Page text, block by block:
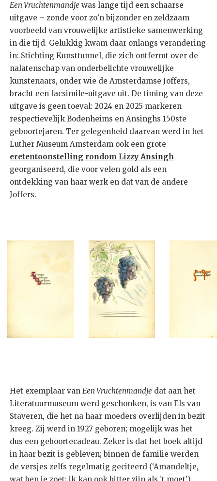
Een Vruchtenmandje was lange tijd een schaarse
uitgave – zonde voor zo’n bijzonder en zeldzaam
voorbeeld van vrouwelijke artistieke samenwerking
in die tijd. Gelukkig kwam daar onlangs verandering
in: Stichting Kunsttunnel, die zich ontfermt over de
nalatenschap van onderbelichte vrouwelijke
kunstenaars, onder wie de Amsterdamse Joffers,
bracht een facsimile-uitgave uit. De timing van deze
uitgave is geen toeval: 2024 en 2025 markeren
respectievelijk Bodenheims en Ansinghs 150ste
geboortejaren. Ter gelegenheid daarvan werd in het
Luther Museum Amsterdam ook een grote
eretentoonstelling rondom Lizzy Ansingh
georganiseerd, die voor velen gold als een
ontdekking van haar werk en dat van de andere
Joffers.
Het exemplaar van Een Vruchtenmandje dat aan het
Literatuurmuseum werd geschonken, is van Els van
Staveren, die het na haar moeders overlijden in bezit
kreeg. Zij werd in 1927 geboren; mogelijk was het
dus een geboortecadeau. Zeker is dat het boek altijd
in haar bezit is gebleven; binnen de familie werden
de versjes zelfs regelmatig geciteerd (‘Amandeltje,